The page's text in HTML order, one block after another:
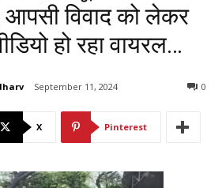
विवाद को लेकर
हो रहा वायरल…
September 11, 2024 0
X Pinterest